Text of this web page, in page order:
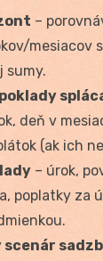
–
mesiacov
sumy.
deň v
(ak ich
– úrok,
poplatky za